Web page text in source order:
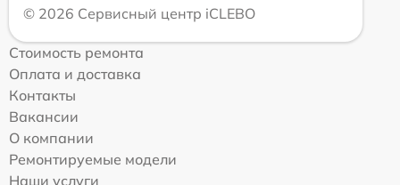
© 2026 Сервисный центр iCLEBO
Стоимость ремонта
Оплата и доставка
Контакты
Вакансии
О компании
Ремонтируемые модели
Наши услуги